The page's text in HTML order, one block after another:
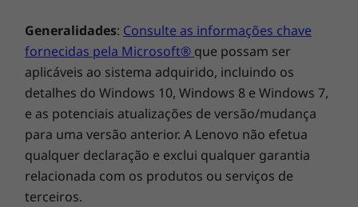
melhorar automaticamente os vídeos. O painel
multitoque antidedadas conta com um teclado
no ecrã semelhante ao de um telemóvel, ideal
para o modo de tablet. Utilize a Caneta
inteligente integrada ThinkBook Yoga para
assinar documentos, tomar notas e
inclusivamente desenhar. Retire-a do elegante
espaço de arrumação para abrir a aplicação
Smart Note.
embalagem
Coberturas superior e inferior (A e D) fabricadas em
alumínio
Lenovo CO2 Offset Services
Certificações/registos
EPEAT Gold, onde aplicável*
ENERGY STAR 8.0
Generalidades: Consulte as informações chave
fornecidas pela Microsoft® que possam ser
aplicáveis ao sistema adquirido, incluindo os
detalhes do Windows 10, Windows 8 e Windows 7,
e as potenciais atualizações de versão/mudança
para uma versão anterior. A Lenovo não efetua
qualquer declaração e exclui qualquer garantia
relacionada com os produtos ou serviços de
terceiros.